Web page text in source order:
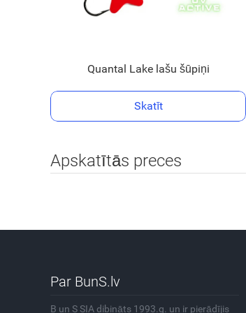
Quantal Lake lašu šūpiņi
Skatīt
Apskatītās preces
Par BunS.lv
B un S SIA dibināts 1993.g. un ir pierādījis